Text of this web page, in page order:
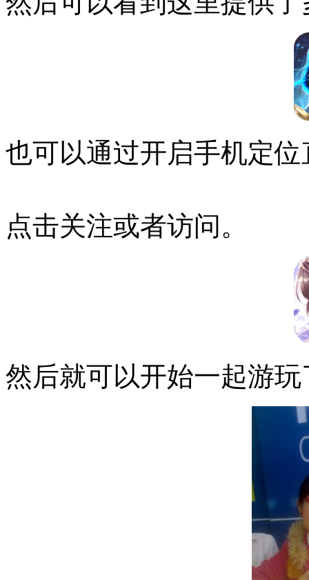
也可以通过开启手机定
点击关注或者访问。
然后就可以开始一起游玩